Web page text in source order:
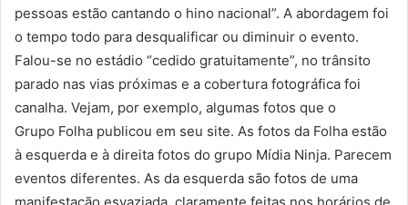
pessoas estão cantando o hino nacional”. A abordagem foi
o tempo todo para desqualificar ou diminuir o evento.
Falou-se no estádio “cedido gratuitamente”, no trânsito
parado nas vias próximas e a cobertura fotográfica foi
canalha. Vejam, por exemplo, algumas fotos que o
Grupo Folha publicou em seu site. As fotos da Folha estão
à esquerda e à direita fotos do grupo Mídia Ninja. Parecem
eventos diferentes. As da esquerda são fotos de uma
manifestação esvaziada, claramente feitas nos horários de